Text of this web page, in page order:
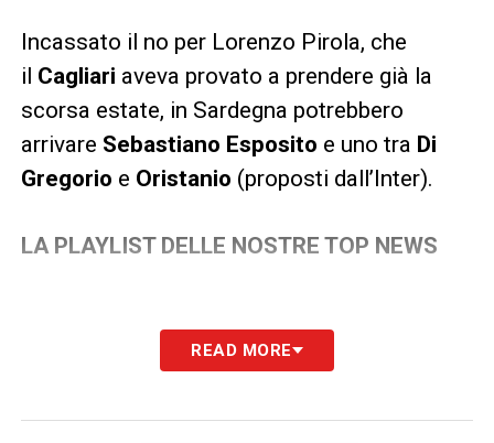
Incassato il no per Lorenzo Pirola, che
il Cagliari aveva provato a prendere già la
scorsa estate, in Sardegna potrebbero
arrivare Sebastiano Esposito e uno tra Di
Gregorio e Oristanio (proposti dall’Inter).
LA PLAYLIST DELLE NOSTRE TOP NEWS
READ MORE